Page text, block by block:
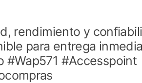
rendimiento y
para entrega
#Wap571 #Accesspoint